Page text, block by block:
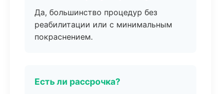
Да, большинство процедур без
реабилитации или с минимальным
покраснением.
Есть ли рассрочка?